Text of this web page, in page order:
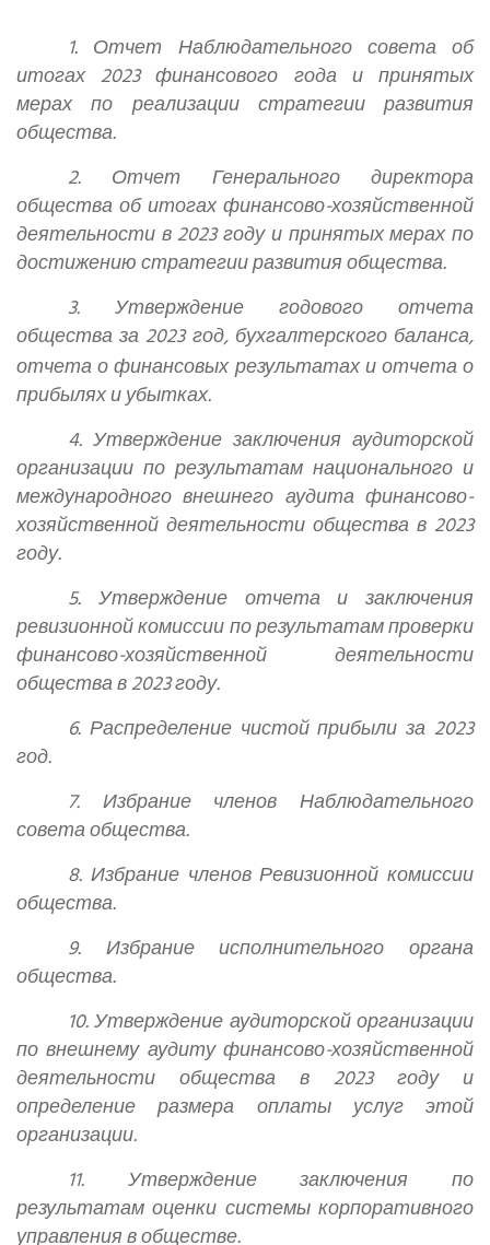
1. Отчет Наблюдательного совета об
итогах 2023 финансового года и принятых
мерах по реализации стратегии развития
общества.
2. Отчет Генерального директора
общества об итогах финансово-хозяйственной
деятельности в 2023 году и принятых мерах по
достижению стратегии развития общества.
3. Утверждение годового отчета
общества за 2023 год, бухгалтерского баланса,
отчета о финансовых результатах иотчета о
прибылях и убытках.
4. Утверждение заключения аудиторской
организации по результатам национального и
международного внешнего аудита финансово-
хозяйственной деятельности общества в 2023
году.
5. Утверждение отчета и заключения
ревизионной комиссии по результатам проверки
финансово-хозяйственной деятельности
общества в 2023 году.
6. Распределение чистой прибыли за 2023
год.
7. Избрание членов Наблюдательного
совета общества.
8. Избрание членов Ревизионной комиссии
общества.
9. Избрание исполнительного органа
общества.
10. Утверждение аудиторской организации
по внешнему аудиту финансово-хозяйственной
деятельности общества в 2023 году и
определение размера оплаты услуг этой
организации.
11.
Утверждение заключения по
результатам оценки системы корпоративного
управления в обществе.